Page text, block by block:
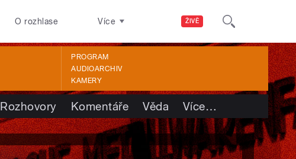
ŽIVĚ
O rozhlase Více
PROGRAM
AUDIOARCHIV
KAMERY
Rozhovory Komentáře Věda Více…